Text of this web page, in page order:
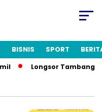
BISNIS SPORT
Longsor Tambang